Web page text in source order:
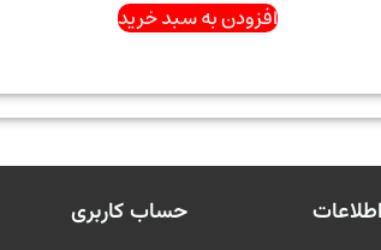
افزودن به سبد خرید
اطلاعات
حساب کاربری